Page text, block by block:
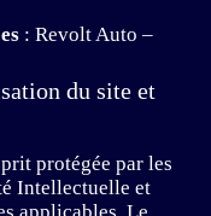
: Revolt Auto –
du site et
protégée par les
Intellectuelle et